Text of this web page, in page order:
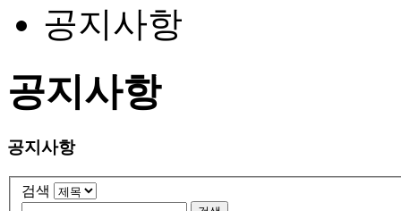
공지사항
공지사항
공지사항
검색